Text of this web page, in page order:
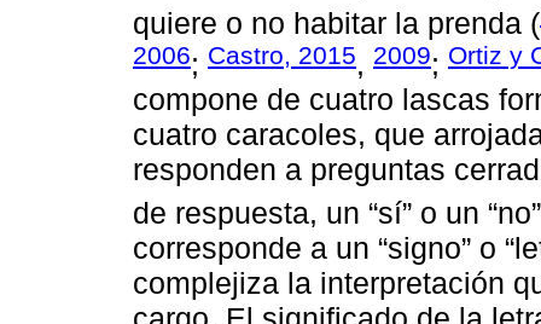
quiere o no habitar la prenda (
2006; Castro, 2015, 2009; Ortiz y
compone de cuatro lascas
cuatro caracoles, que
responden a preguntas
de respuesta, un “sí” o un
corresponde a un “signo” o
complejiza la interpretación